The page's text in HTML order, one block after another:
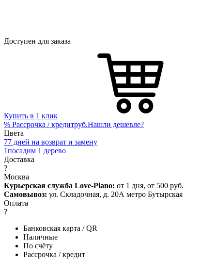
Доступен для заказа
Купить в 1 клик
% Рассрочка / кредитруб.Нашли дешевле?
Цвета
77 дней на возврат и замену
1посадим 1 дерево
Доставка
?
Москва
Курьерская служба Love-Piano: от 1 дня, от 500 руб.
Самовывоз: ул. Складочная, д. 20А метро Бутырская
Оплата
?
Банковская карта / QR
Наличные
По счёту
Рассрочка / кредит